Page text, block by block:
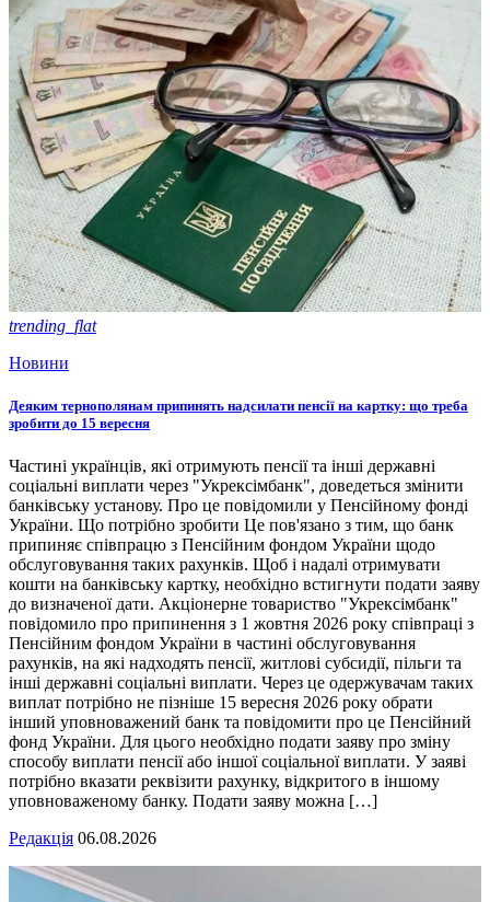
trending_flat
Новини
Деяким тернополянам припинять надсилати пенсії на картку: що треба
зробити до 15 вересня
Частині українців, які отримують пенсії та інші державні
соціальні виплати через "Укрексімбанк", доведеться змінити
банківську установу. Про це повідомили у Пенсійному фонді
України. Що потрібно зробити Це пов'язано з тим, що банк
припиняє співпрацю з Пенсійним фондом України щодо
обслуговування таких рахунків. Щоб і надалі отримувати
кошти на банківську картку, необхідно встигнути подати заяву
до визначеної дати. Акціонерне товариство "Укрексімбанк"
повідомило про припинення з 1 жовтня 2026 року співпраці з
Пенсійним фондом України в частині обслуговування
рахунків, на які надходять пенсії, житлові субсидії, пільги та
інші державні соціальні виплати. Через це одержувачам таких
виплат потрібно не пізніше 15 вересня 2026 року обрати
інший уповноважений банк та повідомити про це Пенсійний
фонд України. Для цього необхідно подати заяву про зміну
способу виплати пенсії або іншої соціальної виплати. У заяві
потрібно вказати реквізити рахунку, відкритого в іншому
уповноваженому банку. Подати заяву можна […]
Редакція 06.08.2026